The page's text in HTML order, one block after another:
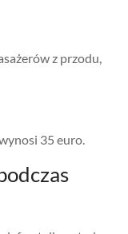
z przodu,
35 euro.